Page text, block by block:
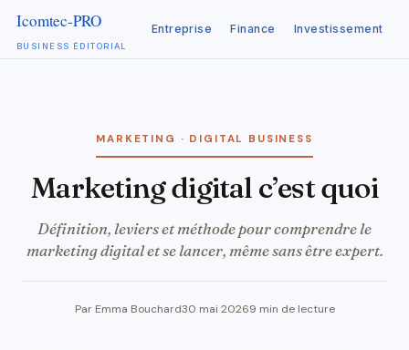
BUSINESS ÉDITORIAL
Entreprise Finance Investissement
MARKETING · DIGITAL BUSINESS
marketing digital c’est quoi
Définition, leviers et méthode pour comprendre le
marketing digital et se lancer, même sans être expert.
Par Emma Bouchard30 mai 20269 min de lecture